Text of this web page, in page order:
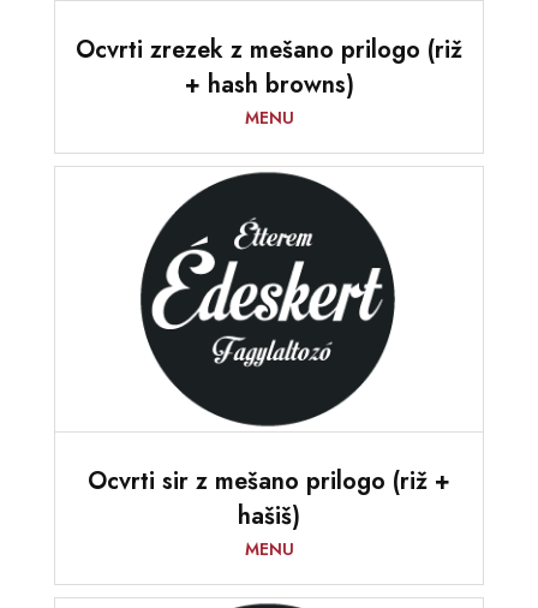
Ocvrti zrezek z mešano prilogo (riž
+ hash browns)
MENU
Ocvrti sir z mešano prilogo (riž +
hašiš)
MENU